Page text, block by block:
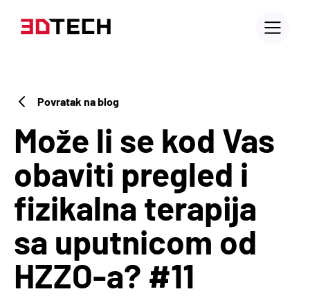
Povratak na blog
Može li se kod Vas
obaviti pregled i
fizikalna terapija
sa uputnicom od
HZZO-a? #11